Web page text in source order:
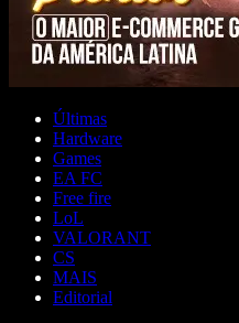
Últimas
Hardware
Games
EA FC
Free fire
LoL
VALORANT
CS
MAIS
Editorial